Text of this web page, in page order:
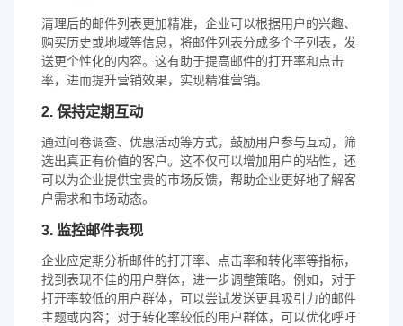
清理后的邮件列表更加精准，企业可以根据用户的兴趣、
购买历史或地域等信息，将邮件列表分成多个子列表，发
送更个性化的内容。这有助于提高邮件的打开率和点击
率，进而提升营销效果，实现精准营销。
2. 保持定期互动
通过问卷调查、优惠活动等方式，鼓励用户参与互动，筛
选出真正有价值的客户。这不仅可以增加用户的粘性，还
可以为企业提供宝贵的市场反馈，帮助企业更好地了解客
户需求和市场动态。
3. 监控邮件表现
企业应定期分析邮件的打开率、点击率和转化率等指标，
找到表现不佳的用户群体，进一步调整策略。例如，对于
打开率较低的用户群体，可以尝试发送更具吸引力的邮件
主题或内容；对于转化率较低的用户群体，可以优化呼吁